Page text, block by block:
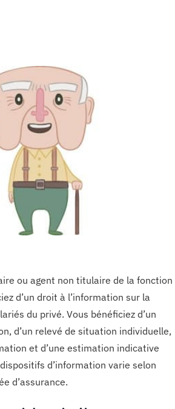
ou agent non titulaire de la fonction
d’un droit à l’information sur la
du privé. Vous bénéficiez d’un
d’un relevé de situation individuelle,
et d’une estimation indicative
d’information varie selon
d’assurance.